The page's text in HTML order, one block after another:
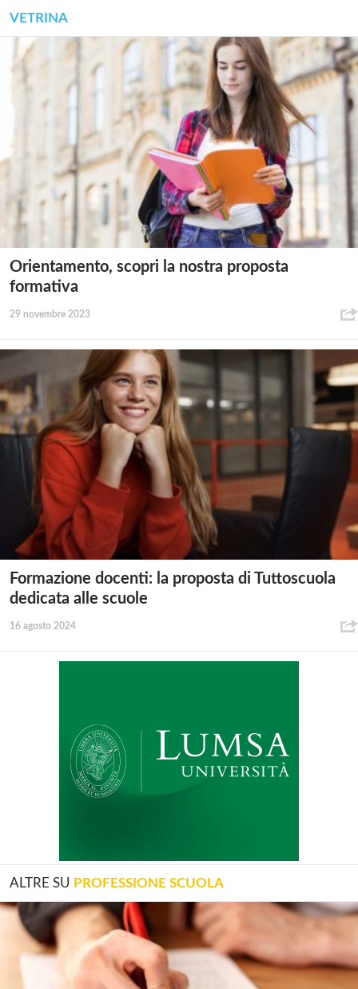
VETRINA
Orientamento, scopri la nostra proposta
formativa
29 novembre 2023
Formazione docenti: la proposta di Tuttoscuola
dedicata alle scuole
16 agosto 2024
ALTRE SU PROFESSIONE SCUOLA